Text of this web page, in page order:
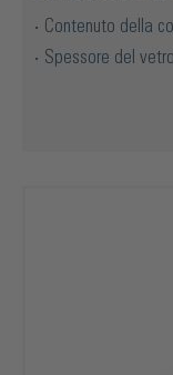
Contenuto della
Spessore del